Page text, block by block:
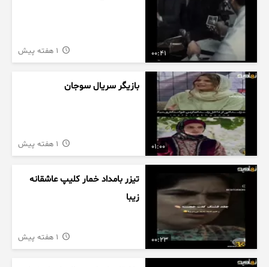
00:41
01:00
بازیگر سریال سوجان
00:23
تیزر بامداد خمار کلیپ عاشقانه
زیبا